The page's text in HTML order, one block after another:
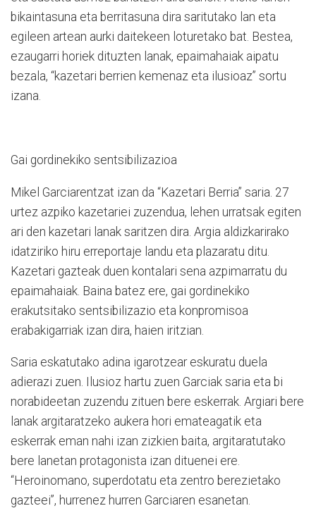
bikaintasuna eta berritasuna dira saritutako lan eta
egileen artean aurki daitekeen loturetako bat. Bestea,
ezaugarri horiek dituzten lanak, epaimahaiak aipatu
bezala, “kazetari berrien kemenaz eta ilusioaz” sortu
izana.
Gai gordinekiko sentsibilizazioa
Mikel Garciarentzat izan da “Kazetari Berria” saria. 27
urtez azpiko kazetariei zuzendua, lehen urratsak egiten
ari den kazetari lanak saritzen dira. Argia aldizkarirako
idatziriko hiru erreportaje landu eta plazaratu ditu.
Kazetari gazteak duen kontalari sena azpimarratu du
epaimahaiak. Baina batez ere, gai gordinekiko
erakutsitako sentsibilizazio eta konpromisoa
erabakigarriak izan dira, haien iritzian.
Saria eskatutako adina igarotzear eskuratu duela
adierazi zuen. Ilusioz hartu zuen Garciak saria eta bi
norabideetan zuzendu zituen bere eskerrak. Argiari bere
lanak argitaratzeko aukera hori emateagatik eta
eskerrak eman nahi izan zizkien baita, argitaratutako
bere lanetan protagonista izan dituenei ere.
“Heroinomano, superdotatu eta zentro berezietako
gazteei”, hurrenez hurren Garciaren esanetan.